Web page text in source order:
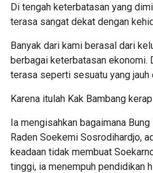
Di tengah keterbatasan yang
terasa sangat dekat dengan
Banyak dari kami berasal dari
berbagai keterbatasan
terasa seperti sesuatu yang jauh
Karena itulah Kak Bambang
Ia mengisahkan bagaimana
Raden Soekemi Sosrodihardjo,
keadaan tidak membuat
tinggi, ia menempuh pendidikan